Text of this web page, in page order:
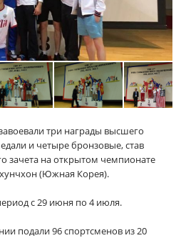
три награды высшего
и четыре бронзовые, став
зачета на открытом чемпионате
(Южная Корея).
с 29 июня по 4 июля.
подали 96 спортсменов из 20